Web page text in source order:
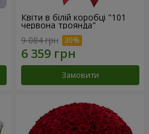
Квіти в білій коробці "101
червона троянда"
9 084 грн
Замовити